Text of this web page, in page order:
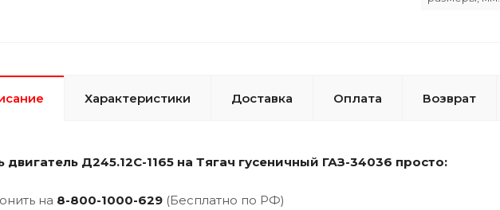
Характеристики Доставка Оплата Возврат
двигатель Д245.12С-1165 на Тягач гусеничный ГАЗ-34036 просто:
на 8-800-1000-629 (Бесплатно по РФ)